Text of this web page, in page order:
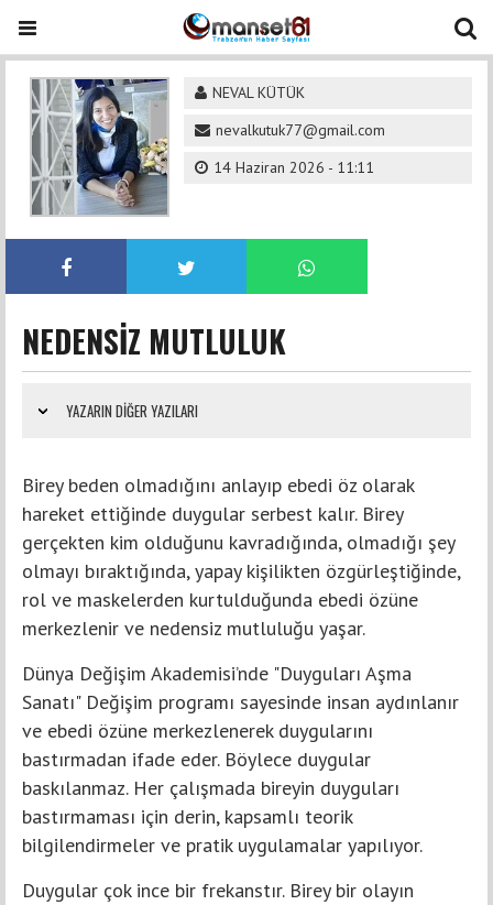
NEVAL KÜTÜK
nevalkutuk77@gmail.com
14 Haziran 2026 - 11:11
NEDENSİZ MUTLULUK
YAZARIN DIĞER YAZILARI
Birey beden olmadığını anlayıp ebedi öz olarak
hareket ettiğinde duygular serbest kalır. Birey
gerçekten kim olduğunu kavradığında, olmadığı şey
olmayı bıraktığında, yapay kişilikten özgürleştiğinde,
rol ve maskelerden kurtulduğunda ebedi özüne
merkezlenir ve nedensiz mutluluğu yaşar.
Dünya Değişim Akademisi’nde "Duyguları Aşma
Sanatı" Değişim programı sayesinde insan aydınlanır
ve ebedi özüne merkezlenerek duygularını
bastırmadan ifade eder. Böylece duygular
baskılanmaz. Her çalışmada bireyin duyguları
bastırmaması için derin, kapsamlı teorik
bilgilendirmeler ve pratik uygulamalar yapılıyor.
Duygular çok ince bir frekanstır. Birey bir olayın